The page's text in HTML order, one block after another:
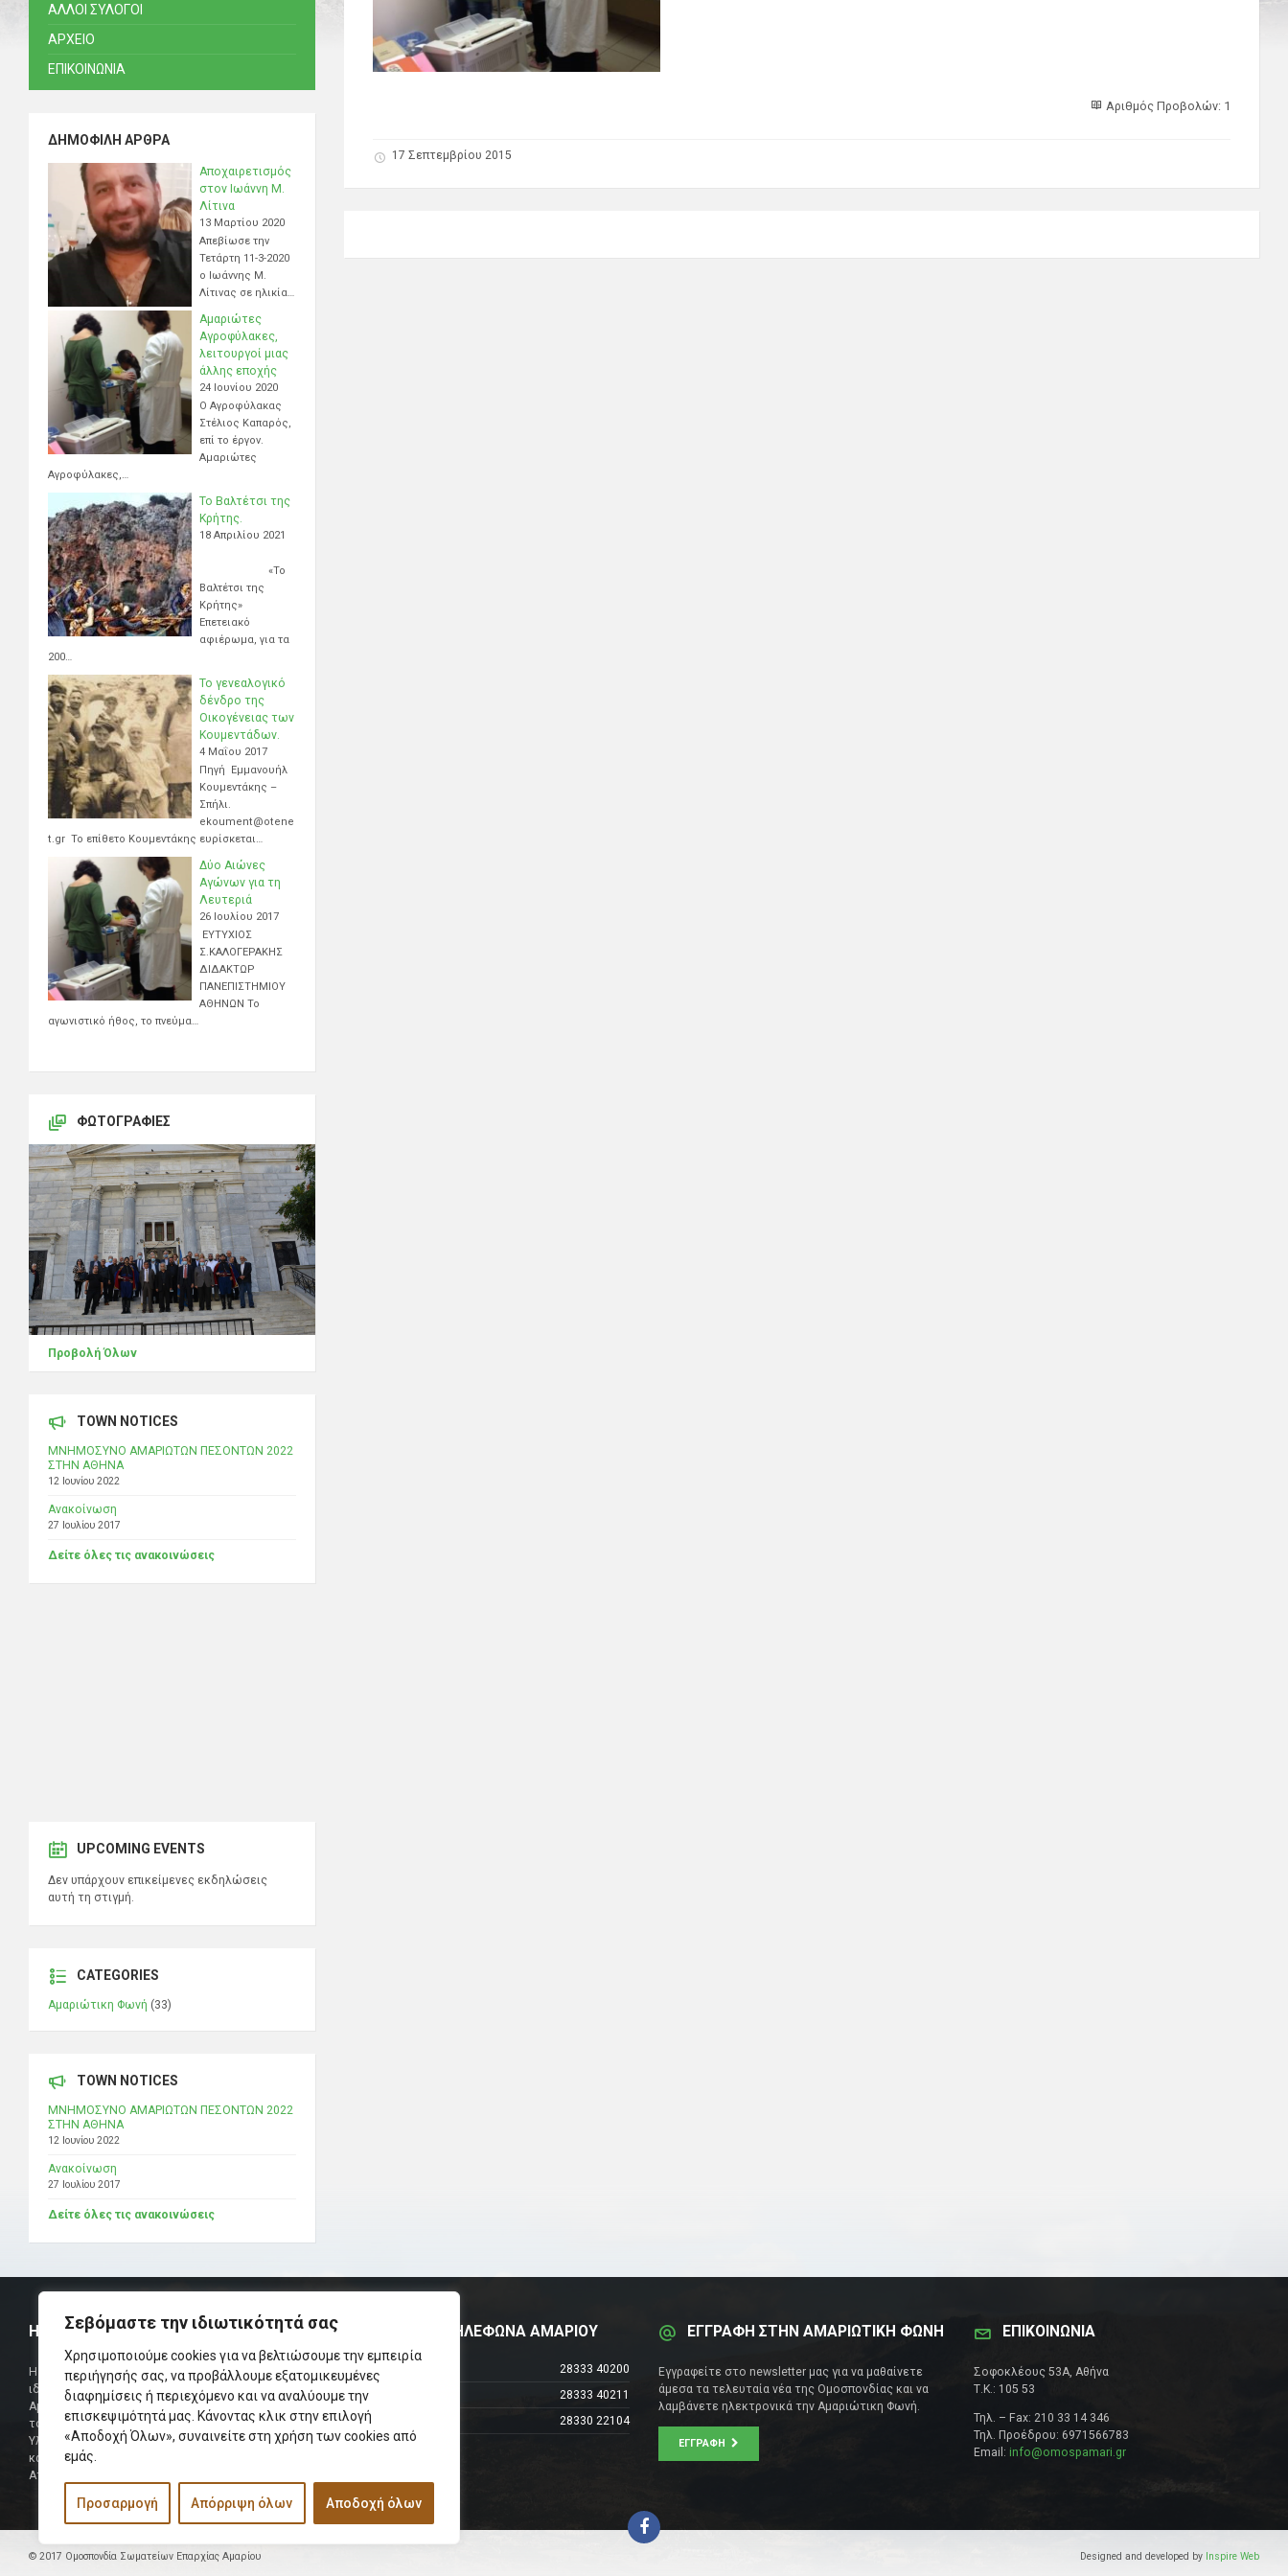
Σεβόμαστε την ιδιωτικότητά σας
Χρησιμοποιούμε cookies για να βελτιώσουμε την εμπειρία
περιήγησής σας, να προβάλλουμε εξατομικευμένες
διαφημίσεις ή περιεχόμενο και να αναλύουμε την
επισκεψιμότητά μας. Κάνοντας κλικ στην επιλογή
«Αποδοχή Όλων», συναινείτε στη χρήση των cookies από
εμάς.
Προσαρμογή Απόρριψη όλων Αποδοχή όλων
Αριθμός Προβολών: 1
17 Σεπτεμβρίου 2015
ΑΛΛΟΙ ΣΥΛΟΓΟΙ
ΑΡΧΕΙΟ
ΕΠΙΚΟΙΝΩΝΙΑ
ΔΗΜΟΦΙΛΉ ΆΡΘΡΑ
Αποχαιρετισμός
στον Ιωάννη Μ.
Λίτινα
13 Μαρτίου 2020
Απεβίωσε την
Τετάρτη 11-3-2020
ο Ιωάννης Μ.
Λίτινας σε ηλικία…
Αμαριώτες
Αγροφύλακες,
λειτουργοί μιας
άλλης εποχής
24 Ιουνίου 2020
Ο Αγροφύλακας
Στέλιος Καπαρός,
επί το έργον.
Αμαριώτες
Αγροφύλακες,…
Το Βαλτέτσι της
Κρήτης.
18 Απριλίου 2021
«Το
Βαλτέτσι της
Κρήτης»
Επετειακό
αφιέρωμα, για τα
200…
Το γενεαλογικό
δένδρο της
Οικογένειας των
Κουμεντάδων.
4 Μαΐου 2017
Πηγή Εμμανουήλ
Κουμεντάκης –
Σπήλι.
ekoument@otene
t.gr Το επίθετο Κουμεντάκης ευρίσκεται…
Δύο Αιώνες
Αγώνων για τη
Λευτεριά
26 Ιουλίου 2017
ΕΥΤΥΧΙΟΣ
Σ.ΚΑΛΟΓΕΡΑΚΗΣ
ΔΙΔΑΚΤΩΡ
ΠΑΝΕΠΙΣΤΗΜΙΟΥ
ΑΘΗΝΩΝ Το
αγωνιστικό ήθος, το πνεύμα…
ΦΩΤΟΓΡΑΦΊΕΣ
Προβολή Όλων
TOWN NOTICES
ΜΝΗΜΟΣΥΝΟ ΑΜΑΡΙΩΤΩΝ ΠΕΣΟΝΤΩΝ 2022
ΣΤΗΝ ΑΘΗΝΑ
12 Ιουνίου 2022
Ανακοίνωση
27 Ιουλίου 2017
Δείτε όλες τις ανακοινώσεις
UPCOMING EVENTS
Δεν υπάρχουν επικείμενες εκδηλώσεις
αυτή τη στιγμή.
CATEGORIES
Αμαριώτικη Φωνή (33)
TOWN NOTICES
ΜΝΗΜΟΣΥΝΟ ΑΜΑΡΙΩΤΩΝ ΠΕΣΟΝΤΩΝ 2022
ΣΤΗΝ ΑΘΗΝΑ
12 Ιουνίου 2022
Ανακοίνωση
27 Ιουλίου 2017
Δείτε όλες τις ανακοινώσεις
Η ΟΜΟΣΠΟΝΔΙΑ
Η Ομοσπονδία Σωματείων Επαρχίας Αμαρίου
ιδρύθηκε και πήρε τη θέση της Ένωσης
Αμαριωτών, που λειτουργούσε από το 1966 μέχρι
το 1984.
Υλοποιήθηκε σε συνεργασία των μελών του Δ.Σ
και των Δ.Σ των Αμαριώτικων Σωματείων της
Αττικής.
ΧΡΗΣΙΜΑ ΤΗΛΕΦΩΝΑ ΑΜΑΡΙΟΥ
Τηλεφωνικό Κέντρο
28333 40200
Δήμαρχος
28333 40211
Φαξ
28330 22104
ΕΓΓΡΑΦΗ ΣΤΗΝ ΑΜΑΡΙΩΤΙΚΗ ΦΩΝΗ
Εγγραφείτε στο newsletter μας για να μαθαίνετε
άμεσα τα τελευταία νέα της Ομοσπονδίας και να
λαμβάνετε ηλεκτρονικά την Αμαριώτικη Φωνή.
ΕΓΓΡΑΦΉ
ΕΠΙΚΟΙΝΩΝΊΑ
Σοφοκλέους 53Α, Αθήνα
Τ.Κ.: 105 53
Τηλ. – Fax: 210 33 14 346
Τηλ. Προέδρου: 6971566783
Email: info@omospamari.gr
© 2017 Ομοσπονδία Σωματείων Επαρχίας Αμαρίου Designed and developed by Inspire Web